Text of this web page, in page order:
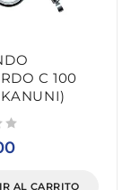
C 100
AL CARRITO